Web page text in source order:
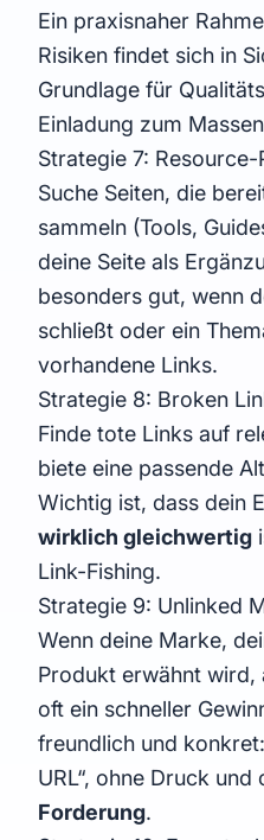
Ein praxisnaher
Risiken findet sich in
Grundlage für
Einladung zum
Strategie 7:
Suche Seiten, die
sammeln (Tools,
deine Seite als
besonders gut, wenn
schließt oder ein
vorhandene Links.
Strategie 8: Broken
Finde tote Links auf
biete eine passende
Wichtig ist, dass dein
wirklich gleichwertig
Link-Fishing.
Strategie 9: Unlinked
Wenn deine Marke,
Produkt erwähnt wird,
oft ein schneller
freundlich und
URL“, ohne Druck und
Forderung.